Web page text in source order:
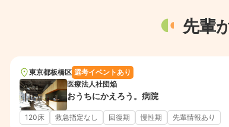
先輩
東京都板橋区 選考イベントあり
医療法人社団焔
おうちにかえろう。病院
120床 救急指定なし 回復期 慢性期 先輩情報あり